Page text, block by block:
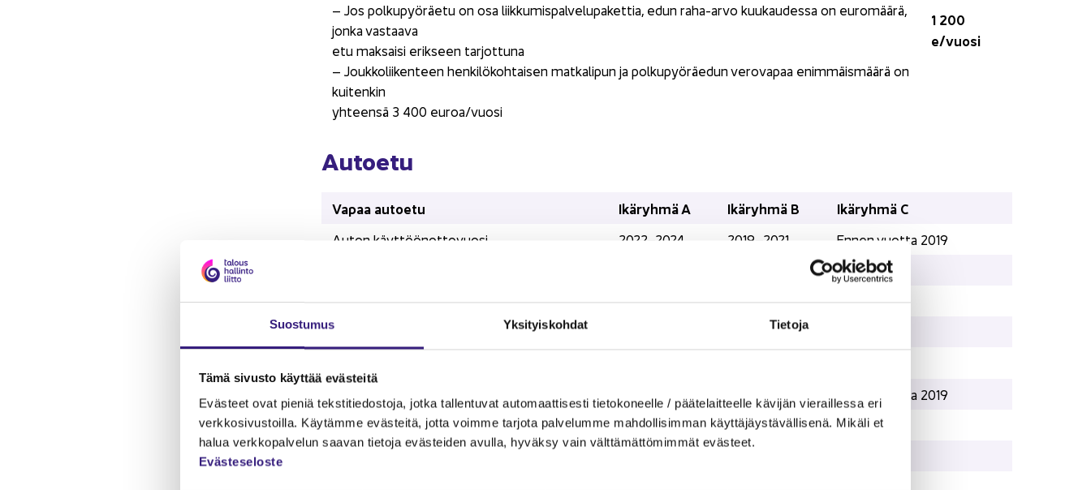
Suos­tu­mus Yk­si­tyis­koh­dat Tie­to­ja
Tämä si­vus­to käyt­tää eväs­tei­tä
Eväs­teet ovat pie­niä teks­ti­tie­dos­to­ja, jotka tal­len­tu­vat au­to­maat­ti­ses­ti tie­to­ko­neel­le / pää­te­lait­teel­le kä­vi­jän vie­rail­les­sa eri
verk­ko­si­vus­toil­la. Käy­täm­me eväs­tei­tä, jotta voim­me tar­jo­ta pal­ve­lum­me mah­dol­li­sim­man käyt­tä­jäys­tä­väl­li­se­nä. Mi­kä­li et
halua verk­ko­pal­ve­lun saa­van tie­to­ja eväs­tei­den avul­la, hy­väk­sy vain vält­tä­mät­tö­mim­mät eväs­teet.
Eväs­te­se­los­te
– Jos pol­ku­pyö­räe­tu on osa liik­ku­mis­pal­ve­lu­pa­ket­tia, edun raha-​arvo kuu­kau­des­sa on eu­ro­mää­rä,
jonka vas­taa­va
etu mak­sai­si erik­seen tar­jot­tu­na
– Jouk­ko­lii­ken­teen hen­ki­lö­koh­tai­sen mat­ka­li­pun ja pol­ku­pyö­räe­dun ve­ro­va­paa enim­mäis­mää­rä on
kui­ten­kin
yh­teen­sä 3 400 euroa/vuosi
1 200
e/vuosi
Au­toe­tu
Vapaa au­toe­tu Ikä­ryh­mä A Ikä­ryh­mä B Ikä­ryh­mä C
Auton käyt­töön­ot­to­vuo­si 2022–2024 2019–2021
Ennen vuot­ta 2019
0,9 %
e kuu­kau­des­sa TAI
300 e 315 e
330 e
e / km
0,21 e / km
Auton käyt­töön­ot­to­vuo­si 2022–2024 2019–2021
Ennen vuot­ta 2019
% auton uus­han­kin­ta­hin­nas­ta JA
1,5 % 1,2 %
0,9 %